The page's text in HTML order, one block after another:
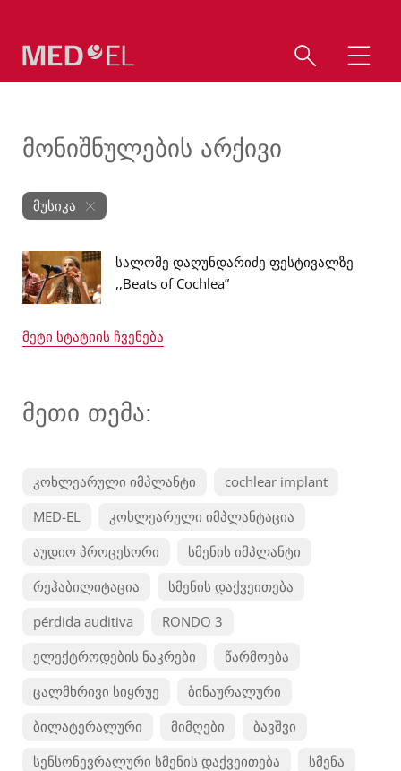
მონიშნულების არქივი
მუსიკა
სალომე დაღუნდარიძე ფესტივალზე
,,Beats of Cochlea”
მეტი სტატიის ჩვენება
მეთი თემა:
კოხლეარული იმპლანტი
cochlear implant
MED-EL
კოხლეარული იმპლანტაცია
აუდიო პროცესორი
სმენის იმპლანტი
რეჰაბილიტაცია
სმენის დაქვეითება
pérdida auditiva
RONDO 3
ელექტროდების ნაკრები
წარმოება
ცალმხრივი სიყრუე
ბინაურალური
ბილატერალური
მიმღები
ბავშვი
სენსონევრალური სმენის დაქვეითება
სმენა